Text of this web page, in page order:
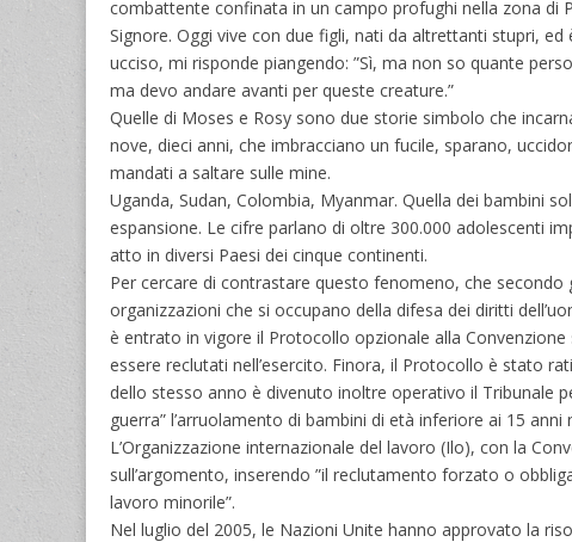
combattente confinata in un campo profughi nella zona di
Signore. Oggi vive con due figli, nati da altrettanti stupri,
ucciso, mi risponde piangendo: ”Sì, ma non so quante
ma devo andare avanti per queste creature.”
Quelle di Moses e Rosy sono due storie simbolo che
nove, dieci anni, che imbracciano un fucile, sparano,
mandati a saltare sulle mine.
Uganda, Sudan, Colombia, Myanmar. Quella dei bambini
espansione. Le cifre parlano di oltre 300.000 adolescenti
atto in diversi Paesi dei cinque continenti.
Per cercare di contrastare questo fenomeno, che
organizzazioni che si occupano della difesa dei diritti
è entrato in vigore il Protocollo opzionale alla Convenzione
essere reclutati nell’esercito. Finora, il Protocollo è stato
dello stesso anno è divenuto inoltre operativo il Tribunale
guerra” l’arruolamento di bambini di età inferiore ai 15
L’Organizzazione internazionale del lavoro (Ilo), con la
sull’argomento, inserendo ”il reclutamento forzato o
lavoro minorile”.
Nel luglio del 2005, le Nazioni Unite hanno approvato la